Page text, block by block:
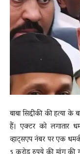
News
बाबा सिद्दीकी की हत्या
हैं। एक्टर को लगातार
व्हाट्सएप नंबर पर एक